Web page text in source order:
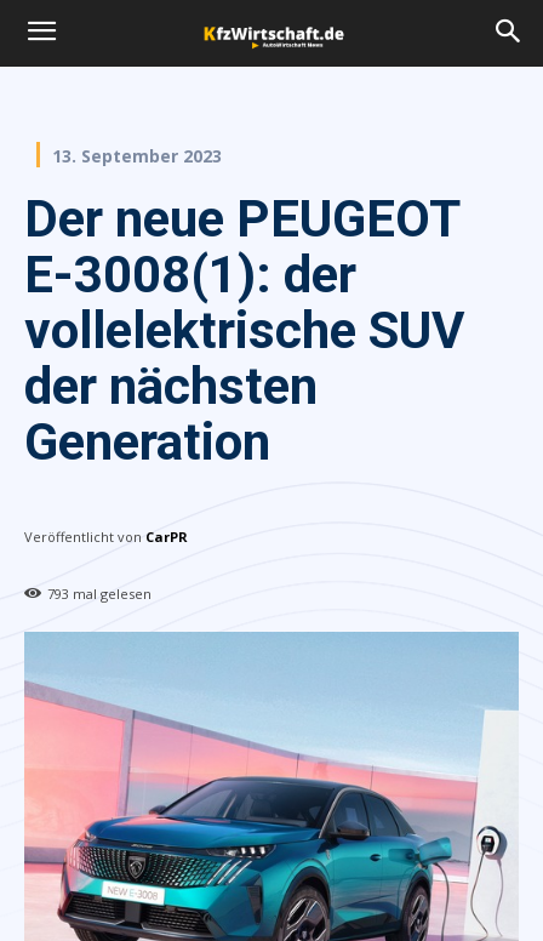
13. September 2023
Der neue PEUGEOT
E-3008(1): der
vollelektrische SUV
der nächsten
Generation
Veröffentlicht von CarPR
793 mal gelesen